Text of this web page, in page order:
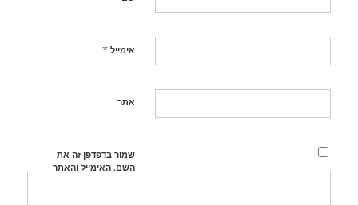
אימייל *
אתר
שמור בדפדפן זה את
השם, האימייל והאתר